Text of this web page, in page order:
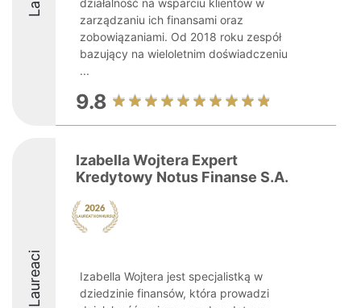
działalność na wsparciu klientów w
zarządzaniu ich finansami oraz
zobowiązaniami. Od 2018 roku zespół
bazujący na wieloletnim doświadczeniu
...
9.8
Laureaci
Izabella Wojtera Expert
Kredytowy Notus Finanse S.A.
Izabella Wojtera jest specjalistką w
dziedzinie finansów, która prowadzi